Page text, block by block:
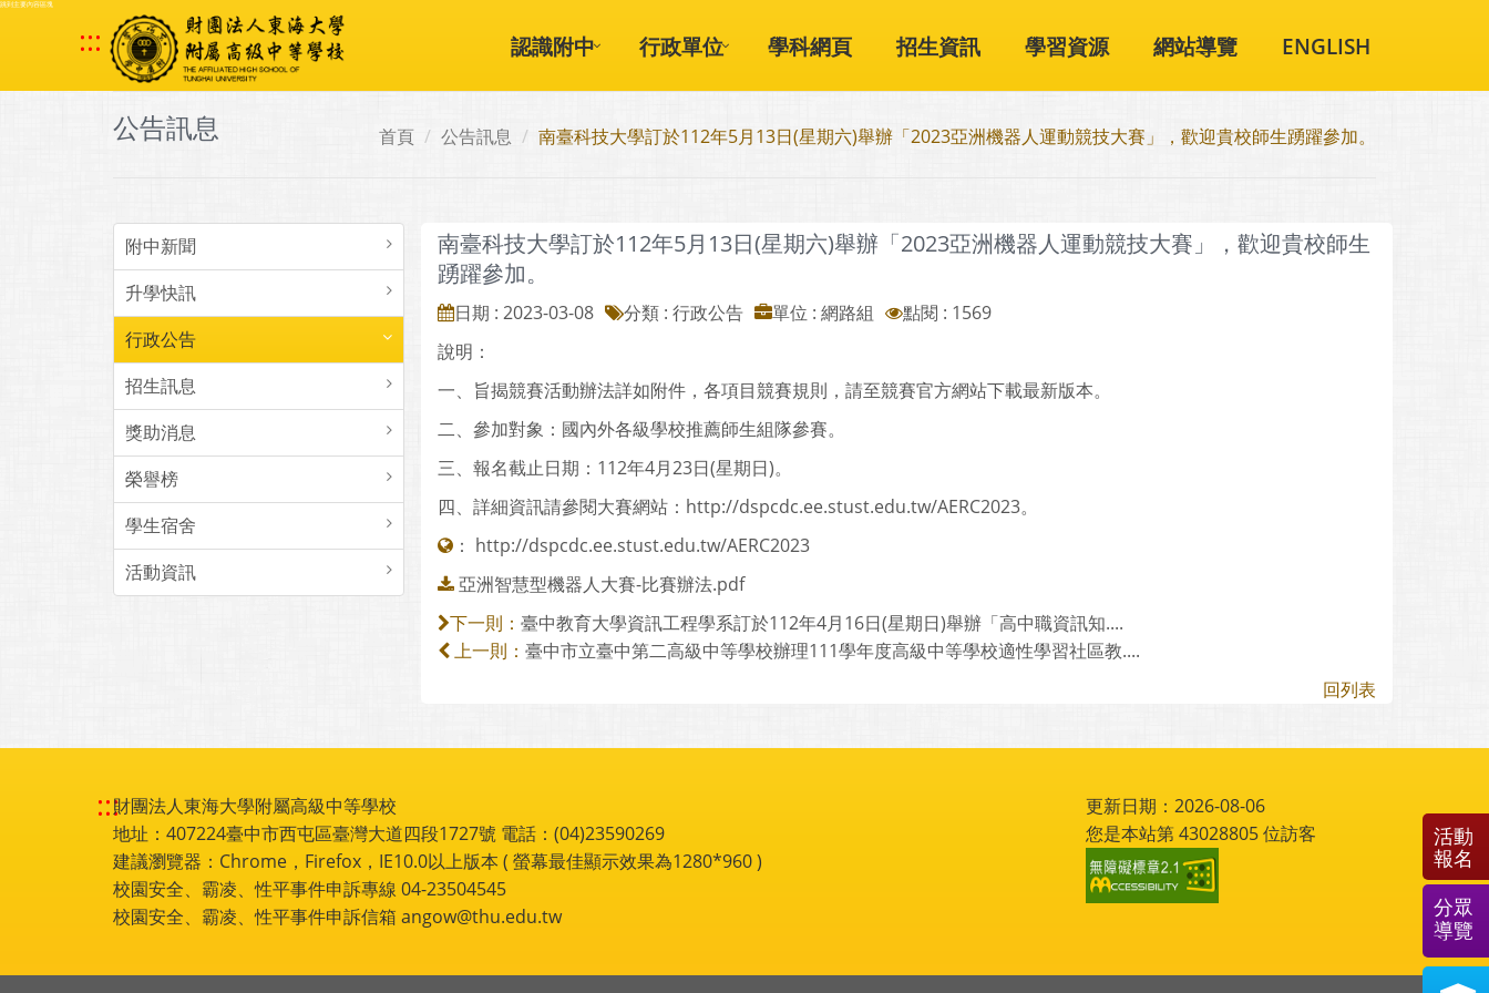
跳到主要內容區塊
::: 認識附中 行政單位 學科網頁 招生資訊 學習資源 網站導覽 ENGLISH
公告訊息 首頁 公告訊息 南臺科技大學訂於112年5月13日(星期六)舉辦「2023亞洲機器人運動競技大賽」，歡迎貴校師生踴躍參加。
附中新聞
升學快訊
行政公告
招生訊息
獎助消息
榮譽榜
學生宿舍
活動資訊
南臺科技大學訂於112年5月13日(星期六)舉辦「2023亞洲機器人運動競技大賽」，歡迎貴校師生
踴躍參加。
日期 : 2023-03-08 分類 : 行政公告 單位 : 網路組
點閱 : 1569
說明：
一、旨揭競賽活動辦法詳如附件，各項目競賽規則，請至競賽官方網站下載最新版本。
二、參加對象：國內外各級學校推薦師生組隊參賽。
三、報名截止日期：112年4月23日(星期日)。
四、詳細資訊請參閱大賽網站：http://dspcdc.ee.stust.edu.tw/AERC2023。
： http://dspcdc.ee.stust.edu.tw/AERC2023
亞洲智慧型機器人大賽-比賽辦法.pdf
下一則： 臺中教育大學資訊工程學系訂於112年4月16日(星期日)舉辦「高中職資訊知....
上一則： 臺中市立臺中第二高級中等學校辦理111學年度高級中等學校適性學習社區教....
回列表
:::財團法人東海大學附屬高級中等學校
地址：407224臺中市西屯區臺灣大道四段1727號 電話：(04)23590269
建議瀏覽器：Chrome，Firefox，IE10.0以上版本 ( 螢幕最佳顯示效果為1280*960 )
校園安全、霸凌、性平事件申訴專線 04-23504545
校園安全、霸凌、性平事件申訴信箱 angow@thu.edu.tw
更新日期：2026-08-06
您是本站第43028805位訪客
活動
報名
分眾
導覽